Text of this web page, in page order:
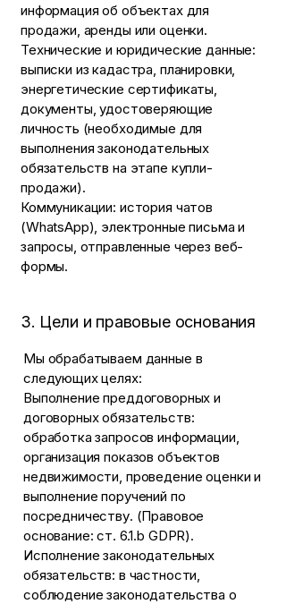
информация об объектах для
продажи, аренды или оценки.
Технические и юридические данные:
выписки из кадастра, планировки,
энергетические сертификаты,
документы, удостоверяющие
личность (необходимые для
выполнения законодательных
обязательств на этапе купли-
продажи).
Коммуникации: история чатов
(WhatsApp), электронные письма и
запросы, отправленные через веб-
формы.
3. Цели и правовые основания
Мы обрабатываем данные в
следующих целях:
Выполнение преддоговорных и
договорных обязательств:
обработка запросов информации,
организация показов объектов
недвижимости, проведение оценки и
выполнение поручений по
посредничеству. (Правовое
основание: ст. 6.1.b GDPR).
Исполнение законодательных
обязательств: в частности,
соблюдение законодательства о